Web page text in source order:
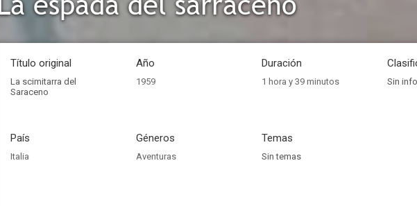
Título original
La scimitarra del
Saraceno
Año
1959
Duración
1 hora y 39 minutos Sin
País
Italia
Géneros
Aventuras
Temas
Sin temas